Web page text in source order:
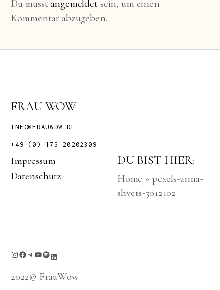
Du musstangemeldet sein, um einen
Kommentar abzugeben.
FRAU WOW
INFO@FRAUWOW.DE
+49 (0) 176 20202309
Impressum
Datenschutz
DU BIST HIER:
Home » pexels-anna-
shvets-5012102
Instagram
Facebook
Telegram
YouTube
SpotifyLinkedIn
2022© FrauWow